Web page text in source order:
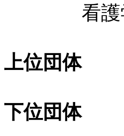
看護学/
上位団体
下位団体